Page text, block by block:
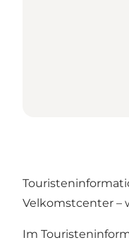
Velkomstcenter –
Im